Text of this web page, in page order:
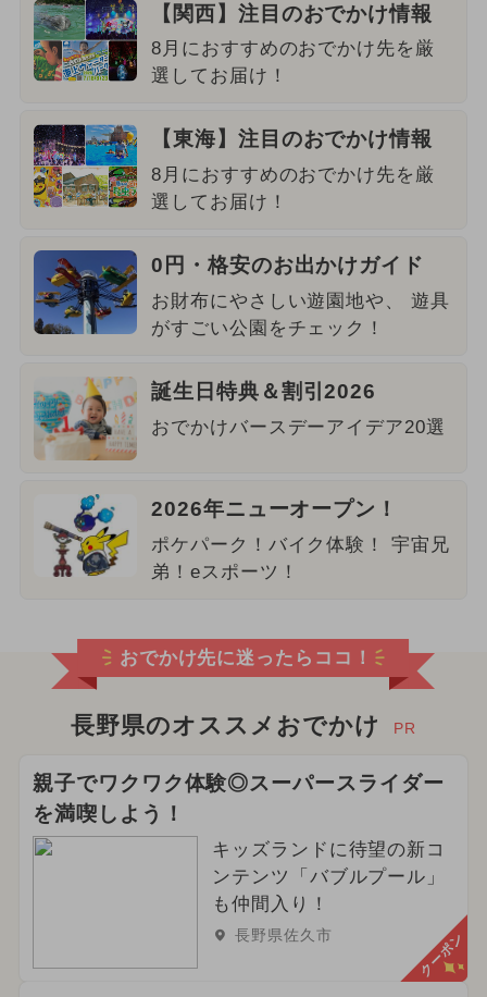
【関西】注目のおでかけ情報
8月におすすめのおでかけ先を厳
選してお届け！
【東海】注目のおでかけ情報
8月におすすめのおでかけ先を厳
選してお届け！
0円・格安のお出かけガイド
お財布にやさしい遊園地や、 遊具
がすごい公園をチェック！
誕生日特典＆割引2026
おでかけバースデーアイデア20選
2026年ニューオープン！
ポケパーク！バイク体験！ 宇宙兄
弟！eスポーツ！
おでかけ先に迷ったらココ！
長野県のオススメおでかけ PR
親子でワクワク体験◎スーパースライダー
を満喫しよう！
キッズランドに待望の新コ
ンテンツ「バブルプール」
も仲間入り！
長野県佐久市 クーポン